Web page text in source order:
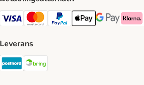
VISA Payment Method
Mastercard Payment Method
Paypal Payment Method
Apple Pay Payment
Google PayKlarna
Leverans
Postnord Shipping Method